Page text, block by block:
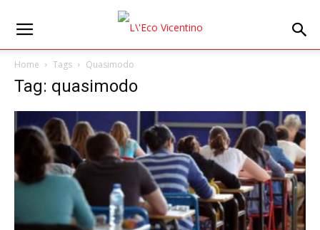
Home Tags Quasimodo
Tag: quasimodo